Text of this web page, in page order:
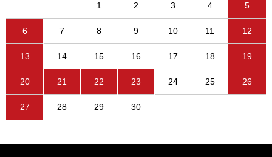
1 2 3 4 5
6 7 8 9 10 11 12
13 14 15 16 17 18 19
20 21 22 23 24 25 26
27 28 29 30